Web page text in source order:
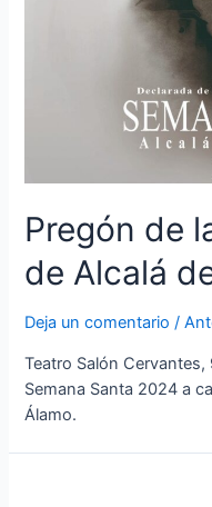
Pregón de
de Alcalá
Deja un comentario /
Teatro Salón
Semana Santa 2024 a
Álamo.